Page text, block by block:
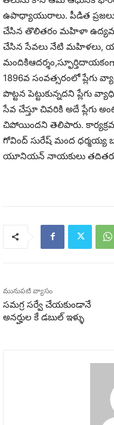
ఉపాధ్యాయురాలు. పీడిత ప్రజలు
చేసిన తొలితరం మహిళా
చేసిన సేవలు నేటి మహిళలు,
1896వ సంవత్సరంలో ప్లేగు
పొట్టన పెట్టుకున్నదని ప్లేగు
సేవ చేస్తూ చివరికి అదే ప్లేగు
చిపోయిందని తెలిపారు.
గోవింద్ సురేష్ మంద
యూనియన్ నాయకులు
మునుపటి వ్యాసం
సమగ్ర సర్వే చేయకుండానే
అనర్హుల కే డబుల్ ఇళ్ళు